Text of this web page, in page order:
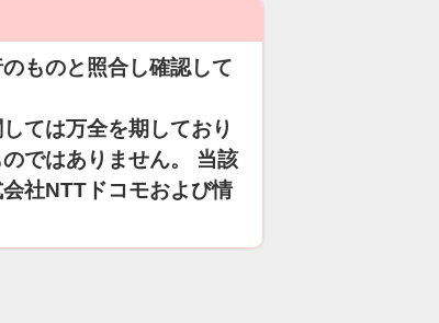
ものと照合し確認して
ては万全を期しており
ではありません。 当該
社NTTドコモおよび情